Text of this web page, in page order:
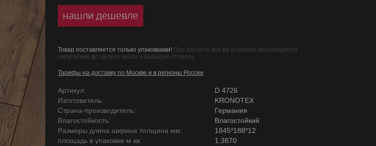
нашли дешевле
Товар поставляется только упаковками! При расчете кол-ва упаковок производится
округление до целого числа в большую сторону.
Тарифы на доставку по Москве и в регионы России
Артикул:
D 4726
Изготовитель:
KRONOTEX
Страна-производитель:
Германия
Влагостойкость:
Влагостойкий
Размеры длина ширина толщина мм:
1845*188*12
площадь в упаковке м кв:
1,3870